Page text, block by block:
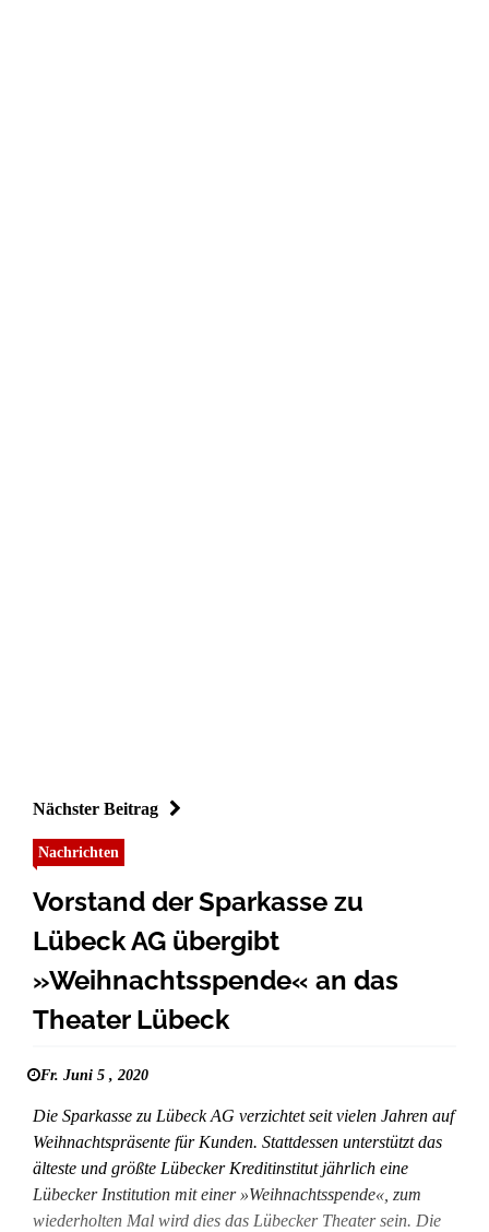
Nächster Beitrag
Nachrichten
Vorstand der Sparkasse zu
Lübeck AG übergibt
»Weihnachtsspende« an das
Theater Lübeck
Fr. Juni 5 , 2020
Die Sparkasse zu Lübeck AG verzichtet seit vielen Jahren auf
Weihnachtspräsente für Kunden. Stattdessen unterstützt das
älteste und größte Lübecker Kreditinstitut jährlich eine
Lübecker Institution mit einer »Weihnachtsspende«, zum
wiederholten Mal wird dies das Lübecker Theater sein. Die